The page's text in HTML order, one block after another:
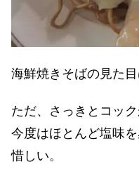
海鮮焼きそばの見た目
ただ、さっきとコック
今度はほとんど塩味
惜しい。